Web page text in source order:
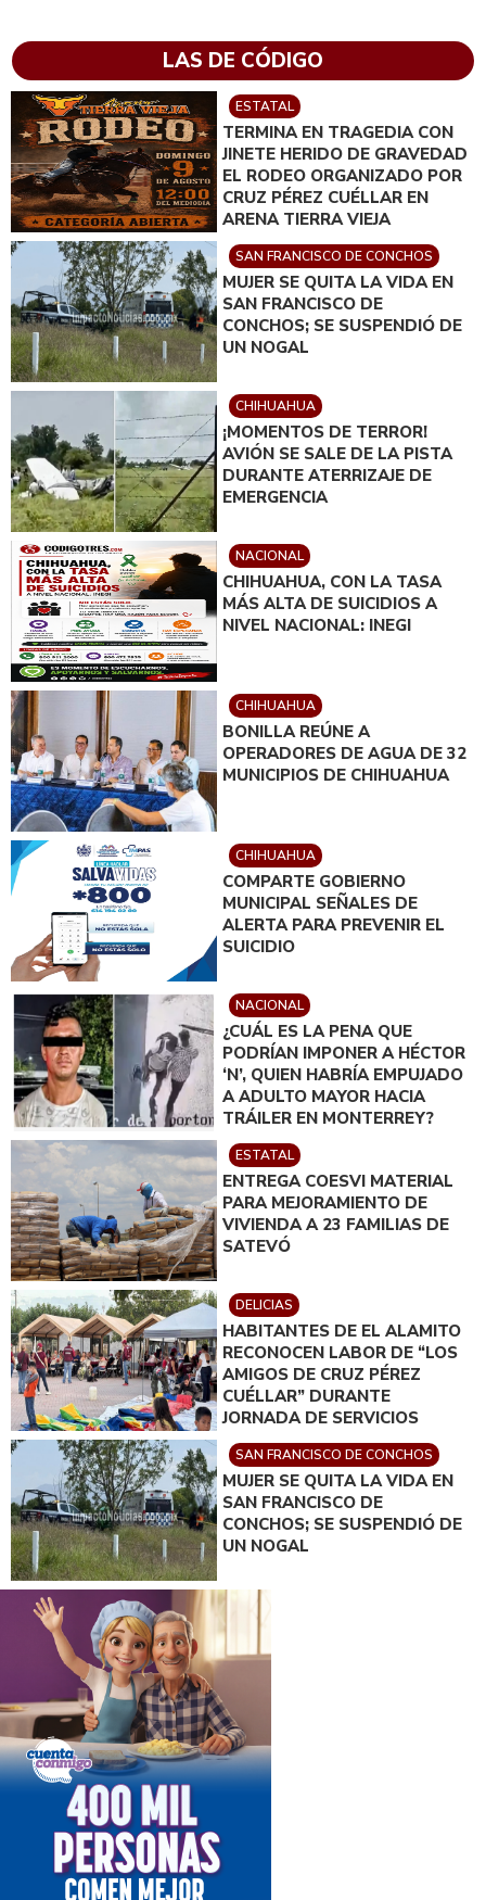
LAS DE CÓDIGO
ESTATAL
TERMINA EN TRAGEDIA CON
JINETE HERIDO DE GRAVEDAD
EL RODEO ORGANIZADO POR
CRUZ PÉREZ CUÉLLAR EN
ARENA TIERRA VIEJA
SAN FRANCISCO DE CONCHOS
MUJER SE QUITA LA VIDA EN
SAN FRANCISCO DE
CONCHOS; SE SUSPENDIÓ DE
UN NOGAL
CHIHUAHUA
¡MOMENTOS DE TERROR!
AVIÓN SE SALE DE LA PISTA
DURANTE ATERRIZAJE DE
EMERGENCIA
NACIONAL
CHIHUAHUA, CON LA TASA
MÁS ALTA DE SUICIDIOS A
NIVEL NACIONAL: INEGI
CHIHUAHUA
BONILLA REÚNE A
OPERADORES DE AGUA DE 32
MUNICIPIOS DE CHIHUAHUA
CHIHUAHUA
COMPARTE GOBIERNO
MUNICIPAL SEÑALES DE
ALERTA PARA PREVENIR EL
SUICIDIO
NACIONAL
¿CUÁL ES LA PENA QUE
PODRÍAN IMPONER A HÉCTOR
‘N’, QUIEN HABRÍA EMPUJADO
A ADULTO MAYOR HACIA
TRÁILER EN MONTERREY?
ESTATAL
ENTREGA COESVI MATERIAL
PARA MEJORAMIENTO DE
VIVIENDA A 23 FAMILIAS DE
SATEVÓ
DELICIAS
HABITANTES DE EL ALAMITO
RECONOCEN LABOR DE “LOS
AMIGOS DE CRUZ PÉREZ
CUÉLLAR” DURANTE
JORNADA DE SERVICIOS
COMUNITARIOS
SAN FRANCISCO DE CONCHOS
MUJER SE QUITA LA VIDA EN
SAN FRANCISCO DE
CONCHOS; SE SUSPENDIÓ DE
UN NOGAL